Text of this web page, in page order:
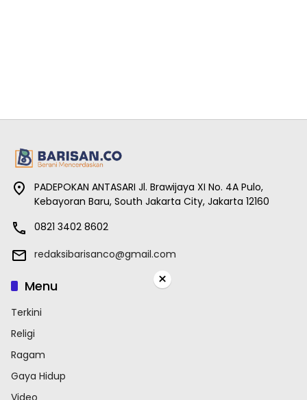
PADEPOKAN ANTASARI Jl. Brawijaya XI No. 4A Pulo,
Kebayoran Baru, South Jakarta City, Jakarta 12160
0821 3402 8602
redaksibarisanco@gmail.com
Menu
Terkini
Religi
Ragam
Gaya Hidup
×